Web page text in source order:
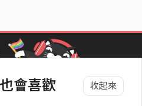
會喜歡 收起來
Awards 街聲音樂獎